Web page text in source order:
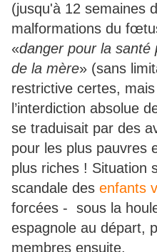
(jusqu'à 12 semaines
malformations du
«danger pour la santé
de la mère» (sans
restrictive certes,
l’interdiction absolue
se traduisait par des
pour les plus pauvres
plus riches ! Situation
scandale des enfants
forcées - sous la
espagnole au départ,
membres ensuite.